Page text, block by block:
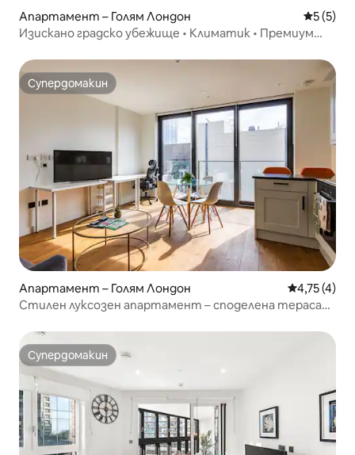
Апартамент – Голям Лондон Средна
5 (5)
Изискано градско убежище • Климатик • Премиум
Супердомакин
Супердомакин
Апартамент – Голям Лондон Средна
4,75 (4)
Стилен луксозен апартамент – споделена тераса
Супердомакин
Супердомакин